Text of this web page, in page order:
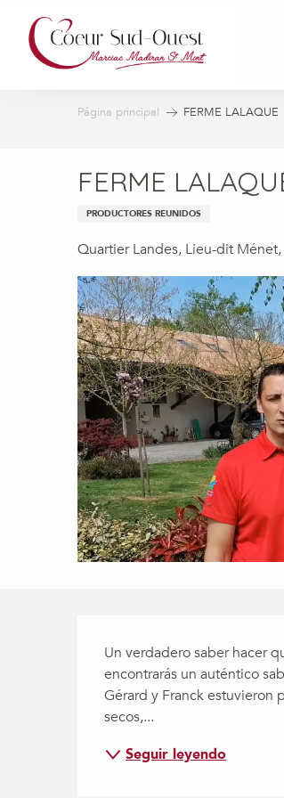
contenu
principal
Página principal FERME LALAQUE
FERME
PRODUCTORES REUNIDOS
Quartier Landes, Lieu-dit
Descripción
Un verdadero saber hacer
encontrarás un auténtico
Gérard y Franck estuvieron
secos,...
Seguir leyendo